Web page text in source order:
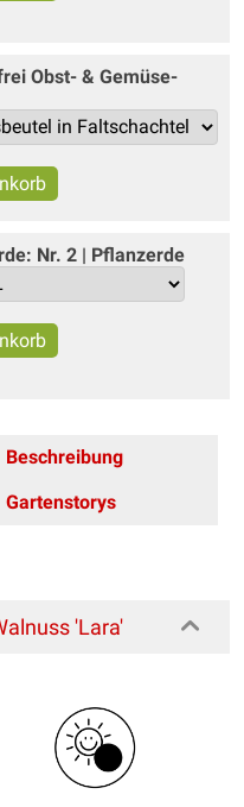
Obst- & Gemüse-
Nr. 2 | Pflanzerde
Beschreibung
Gartenstorys
'Lara'